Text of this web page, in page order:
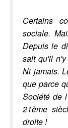
Certains
sociale.
Depuis le
sait qu'il
Ni jamais.
que parce
Société de
21ème
droite !